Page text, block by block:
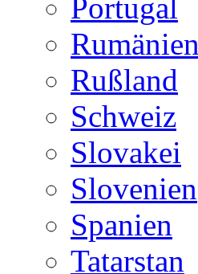
Portugal
Rumänien
Rußland
Schweiz
Slovakei
Slovenien
Spanien
Tatarstan